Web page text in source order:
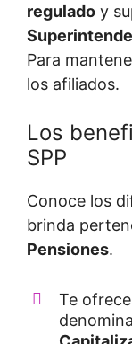
regulado y
Para
los afiliados.
Los
SPP
Conoce los
brinda
Pensiones.
Te